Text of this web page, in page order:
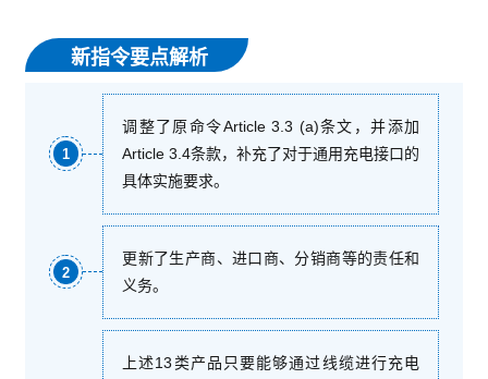
新指令要点解析
1
调整了原命令Article 3.3 (a)条文，并添加
Article 3.4条款，补充了对于通用充电接口的
具体实施要求。
2
更新了生产商、进口商、分销商等的责任和
义务。
上述13类产品只要能够通过线缆进行充电